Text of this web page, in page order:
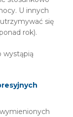
U innych
się
rok).
wystąpią